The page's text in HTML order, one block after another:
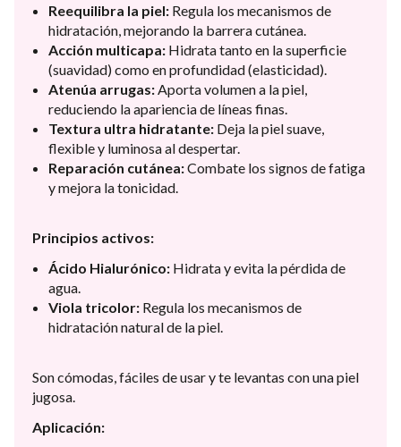
Reequilibra la piel: Regula los mecanismos de
hidratación, mejorando la barrera cutánea.
Acción multicapa: Hidrata tanto en la superficie
(suavidad) como en profundidad (elasticidad).
Atenúa arrugas: Aporta volumen a la piel,
reduciendo la apariencia de líneas finas.
Textura ultra hidratante: Deja la piel suave,
flexible y luminosa al despertar.
Reparación cutánea:Combate los signos de fatiga
y mejora la tonicidad.
Principios activos:
Ácido Hialurónico: Hidrata y evita la pérdida de
agua.
Viola tricolor: Regula los mecanismos de
hidratación natural de la piel.
Son cómodas, fáciles de usar y te levantas con una piel
jugosa.
Aplicación: